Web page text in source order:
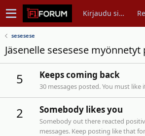
Kirjaudu sisään
sesesese
Jäsenelle sesesese
5 Keeps coming back
30 messages posted. You must like
2 Somebody likes you
Somebody out there reacted
messages. Keep posting like that